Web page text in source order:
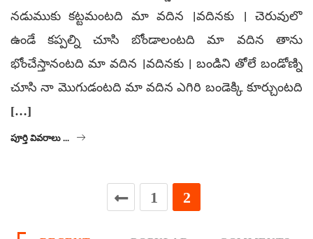
నడుముకు కట్టమంటది మా వదిన ।వదినకు । చెరువులొ
ఉండే కప్పల్ని చూసి బోండాలంటది మా వదిన తాను
భోంచేస్తానంటది మా వదిన ।వదినకు । బండిని తోలే బండోణ్ని
చూసి నా మొగుడంటది మా వదిన ఎగిరి బండెక్కి కూర్చుంటది
[…]
పూర్తి వివరాలు ...
1 2